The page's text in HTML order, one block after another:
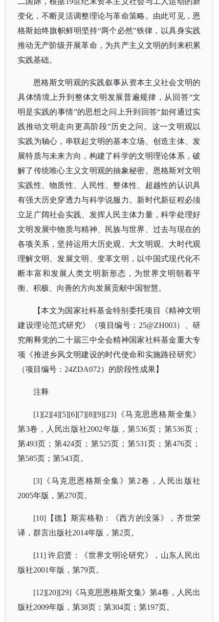
变化，不断灵活调整理论与革命策略。由此可见，恩
格斯始终旗帜鲜明坚持“两个必然”铁律，以具身实践
推动无产阶级开展革命，为共产主义文明的到来积累
实践基础。
恩格斯文明观的实践叙事从资本主义社会文明的
具体情境上升到整体文明发展普遍规律，从回答“文
明是实践的事情”的思想之问上升到回答“如何通过实
践推动文明走向更高阶段”历史之问。这一文明观以
实践为轴心，串联起文明的基本立场、创造主体、发
展特质与未来方向，构建了科学的文明理论体系，破
解了传统唯心主义文明观的抽象秘密。恩格斯对文明
实践性、物质性、人民性、整体性、超越性的认识具
有强大历史穿透力与科学说服力。新时代新征程必须
立足广阔社会实践、发挥人民主体力量，科学处理好
文明发展中物质与精神、民族与世界、过去与现在的
各项关系，坚持运用大历史观、大文明观、大时代观
理解文明、发展文明、变革文明，以中国式现代化不
断丰富和发展人类文明新形态，为世界文明朝着平
衡、积极、向善的方向发展贡献中国智慧。
【本文为国家社科基金特别委托项目《精神文明
建设理论范式研究》（项目编号： 25@ZH003）、研
究阐释党的二十届三中全会精神国家社科基金重大专
项《推进乡风文明建设的时代使命和实施路径研究》
（项目编号：24ZDA072）的阶段性成果】
注释
[1][2][4][5][6][7][8][9][23]《马克思恩格斯全集》
第3卷，人民出版社2002年版，第536页；第536页；
第493页；第424页；第525页；第531页；第476页；
第585页；第543页。
[3]《马克思恩格斯全集》第2卷，人民出版社
2005年版，第270页。
[10]【德】斯宾格勒：《西方的没落》，齐世荣
译，群言出版社2014年版，第2页。
[11] 许启贤：《世界文明论研究》，山东人民出
版社2001年版，第79页。
[12][20][29]《马克思恩格斯文集》第4卷，人民出
版社2009年版，第38页；第304页；第197页。